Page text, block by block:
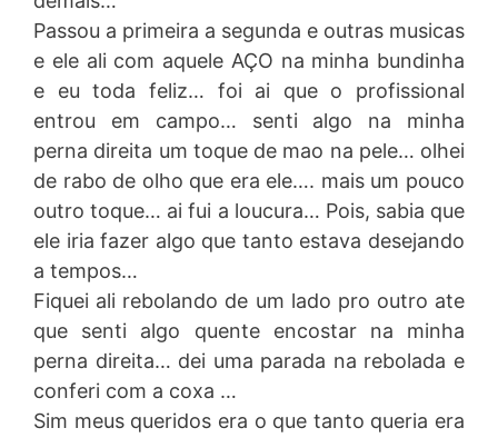
Passou a primeira a segunda e outras musicas
e ele ali com aquele AÇO na minha bundinha
e eu toda feliz… foi ai que o profissional
entrou em campo… senti algo na minha
perna direita um toque de mao na pele… olhei
de rabo de olho que era ele…. mais um pouco
outro toque… ai fui a loucura… Pois, sabia que
ele iria fazer algo que tanto estava desejando
a tempos…
Fiquei ali rebolando de um lado pro outro ate
que senti algo quente encostar na minha
perna direita… dei uma parada na rebolada e
conferi com a coxa …
Sim meus queridos era o que tanto queria era